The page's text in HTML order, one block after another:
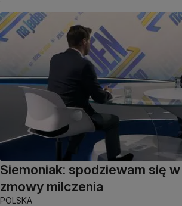
Siemoniak: spodziewam się
zmowy milczenia
POLSKA